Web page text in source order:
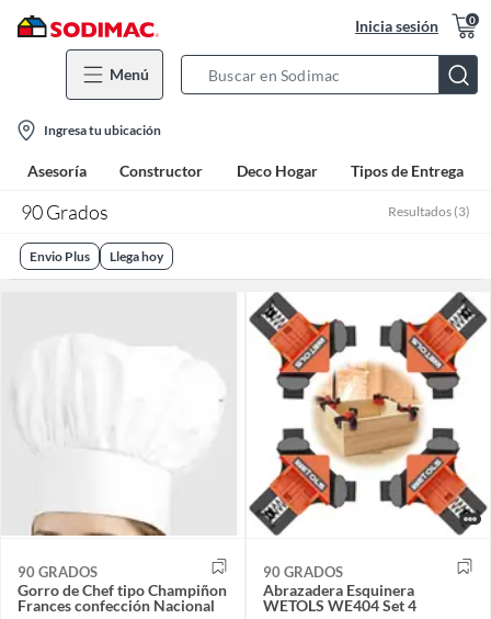
Inicia sesión 0
Menú
Bar
location-
icon
Ingresa tu ubicación
Asesoría Constructor Deco Hogar Tipos de Entrega
90 Grados Resultados (3)
Envio Plus Llega hoy
90 GRADOS
Gorro de Chef tipo Champiñon
Frances confección Nacional
90 GRADOS
Abrazadera Esquinera
WETOLS WE404 Set 4